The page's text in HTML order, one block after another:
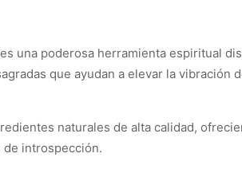
una poderosa herramienta espiritual
que ayudan a elevar la
naturales de alta calidad,
de introspección.